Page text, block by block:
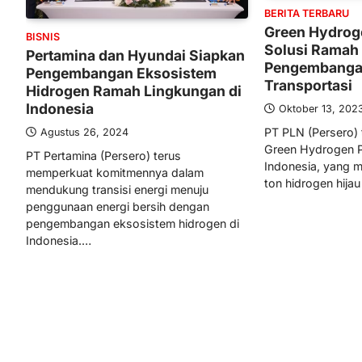
BISNIS
Pertamina dan Hyundai Siapkan
Pengembangan Eksosistem
Hidrogen Ramah Lingkungan di
Indonesia
Agustus 26, 2024
PT Pertamina (Persero) terus
memperkuat komitmennya dalam
mendukung transisi energi menuju
penggunaan energi bersih dengan
pengembangan eksosistem hidrogen di
Indonesia.…
BERITA TERBARU
Green
Solusi
Transportasi
Oktober 13,
PT PLN
Green Hydrogen
Indonesia, yang
ton hidrogen